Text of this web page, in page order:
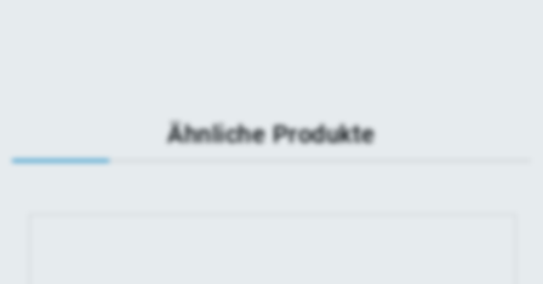
Ähnliche Produkte